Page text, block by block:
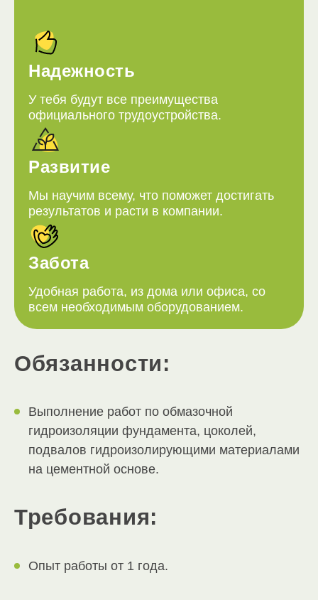
Надежность
У тебя будут все преимущества
официального трудоустройства.
Развитие
Мы научим всему, что поможет достигать
результатов и расти в компании.
Забота
Удобная работа, из дома или офиса, со
всем необходимым оборудованием.
Обязанности:
Выполнение работ по обмазочной
гидроизоляции фундамента, цоколей,
подвалов гидроизолирующими материалами
на цементной основе.
Требования:
Опыт работы от 1 года.